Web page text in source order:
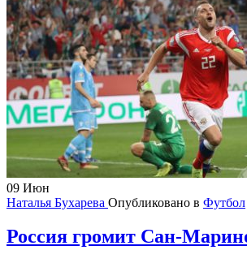
09 Июн
Наталья Бухарева Опубликовано в Футбол
Россия громит Сан-